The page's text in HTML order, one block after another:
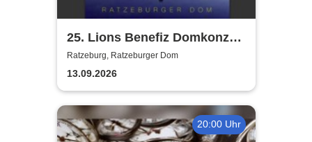
25. Lions Benefiz Domkonzert
Ratzeburg
Ratzeburg, Ratzeburger Dom
13.09.2026
20:00 Uhr